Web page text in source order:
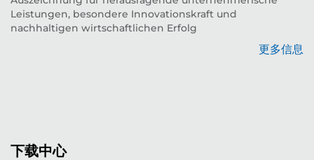
Leistungen, besondere Innovationskraft und
nachhaltigen wirtschaftlichen Erfolg
更多信息
下载中心